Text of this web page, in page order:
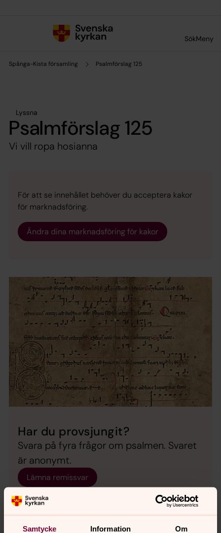
Samtycke Information Om
SökMeny
Spånga-Kista församling Psalmförslag 125
Lyssna
Psalmförslag 125
Vi vill ropa hosianna
För att se innehållet behöver du acceptera kakor
för marknadsföring.
Ändra dina marknadsföring för kakor
Har du provsjungit?
Svara på fyra frågor om psalmen. Svaret
är anonymt.
Lämna remissvar